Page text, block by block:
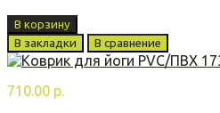
В корзину
В закладки
В сравнение
710.00 р.